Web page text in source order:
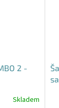
2 -
Skladem